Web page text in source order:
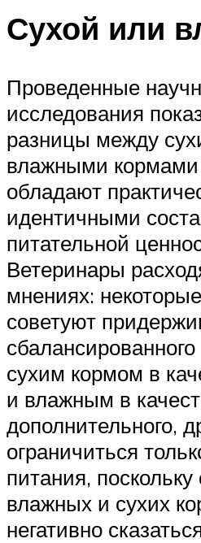
Сухой или
Проведенные
исследования
разницы между
влажными кормами
обладают
идентичными
питательной
Ветеринары
мнениях:
советуют
сухим кормом в
и влажным в
дополнительного,
ограничиться
питания,
влажных и сухих
негативно